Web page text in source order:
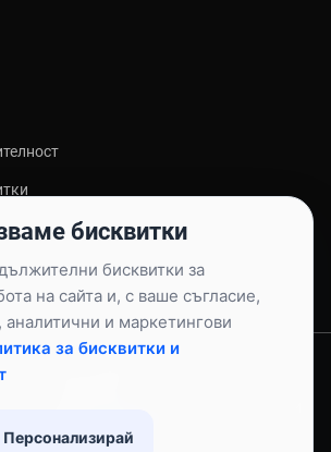
спорове
- ПУЛС ТРЕЙД ЕООД |
АВТО, МОТО, ВЕЛО, КЪМПИНГ И СПОРТНИ
SITEMAP
бисквитки
бисквитки за
на сайта и, с ваше съгласие,
и маркетингови
за бисквитки и
Персонализирай